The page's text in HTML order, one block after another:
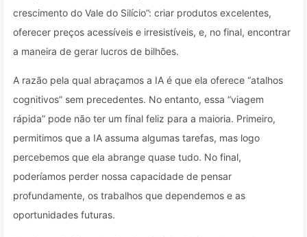
crescimento do Vale do Silício”: criar produtos excelentes,
oferecer preços acessíveis e irresistíveis, e, no final, encontrar
a maneira de gerar lucros de bilhões.
A razão pela qual abraçamos a IA é que ela oferece “atalhos
cognitivos” sem precedentes. No entanto, essa “viagem
rápida” pode não ter um final feliz para a maioria. Primeiro,
permitimos que a IA assuma algumas tarefas, mas logo
percebemos que ela abrange quase tudo. No final,
poderíamos perder nossa capacidade de pensar
profundamente, os trabalhos que dependemos e as
oportunidades futuras.